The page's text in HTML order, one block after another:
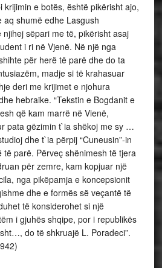
krijimin e botës, është pikërisht ajo,
shumë edhe Lasgush
sëpari me të, pikërisht asaj
i ri në Vjenë. Në një nga
për herë të parë dhe do ta
madje si të krahasuar
deri me krijimet e njohura
hebraike. “Tekstin e Bogdanit e
që kam marrë në Vienë,
pata gëzimin t`ia shëkoj me sy …
dhe t`ia përpij “Cuneusin”-in
të parë. Përveç shënimesh të tjera
për zemre, kam kopjuar një
nga pikëpamja e koncepsionit
dhe e formës së veçantë të
të konsiderohet si një
i gjuhës shqipe, por i republikës
do të shkruajë L. Poradeci”.